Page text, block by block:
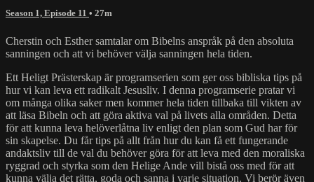
Season 1, Episode 11 • 27m
Cherstin och Esther samtalar om Bibelns anspråk på den absoluta
sanningen och att vi behöver välja sanningen hela tiden.
Ett Heligt Prästerskap är programserien som ger oss bibliska tips på
hur vi kan leva ett radikalt Jesusliv. I denna programserie pratar vi
om många olika saker men kommer hela tiden tillbaka till vikten av
att läsa Bibeln och att göra aktiva val på livets alla områden. Detta
för att kunna leva helöverlåtna liv enligt den plan som Gud har för
sin skapelse. Du får tips på allt från hur du kan få ett fungerande
andaktsliv till de val du behöver göra för att leva med den moraliska
ryggrad och styrka som den Helige Ande vill bistå oss med för att
kunna välja det rätta, goda och sanna i varje situation. Vi berör även